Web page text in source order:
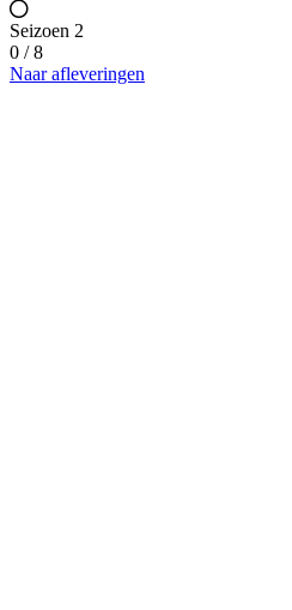
Seizoen 2
0 / 8
Naar afleveringen